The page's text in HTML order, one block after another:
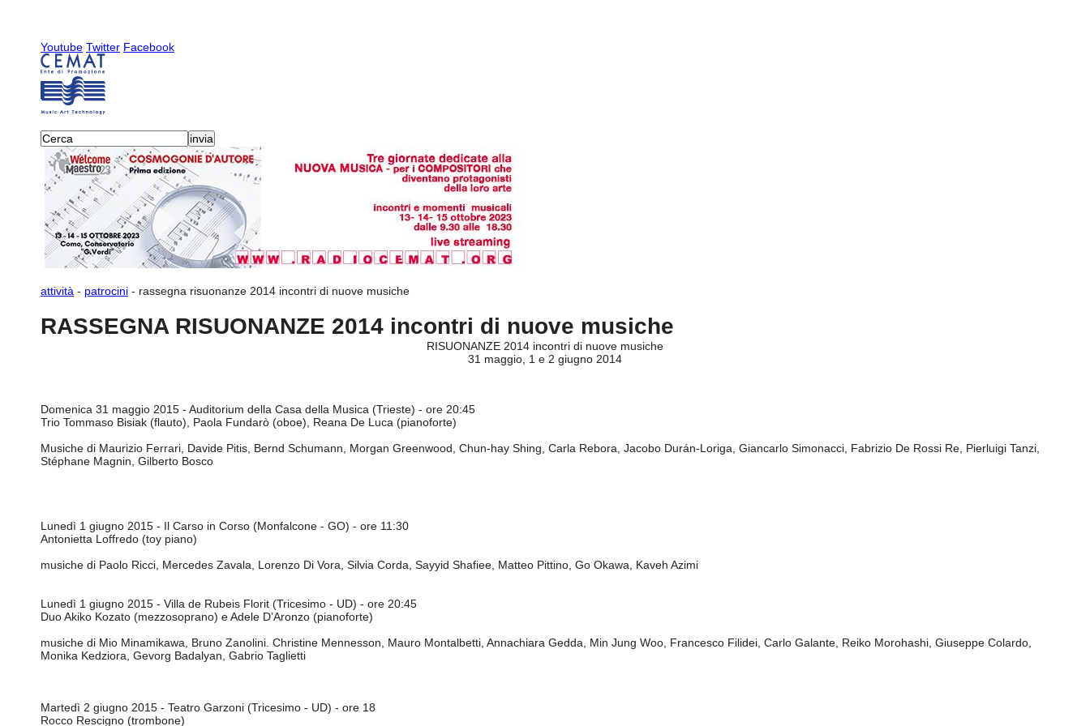
Youtube Twitter Facebook
attività - patrocini - rassegna risuonanze 2014 incontri di nuove musiche
RASSEGNA RISUONANZE 2014 incontri di nuove musiche
RISUONANZE 2014 incontri di nuove musiche
31 maggio, 1 e 2 giugno 2014
Domenica 31 maggio 2015 - Auditorium della Casa della Musica (Trieste) - ore 20:45
Trio Tommaso Bisiak (flauto), Paola Fundarò (oboe), Reana De Luca (pianoforte)
Musiche di Maurizio Ferrari, Davide Pitis, Bernd Schumann, Morgan Greenwood, Chun-hay Shing, Carla Rebora, Jacobo Durán-Loriga, Giancarlo Simonacci, Fabrizio De Rossi Re, Pierluigi Tanzi,
Stéphane Magnin, Gilberto Bosco
Lunedì 1 giugno 2015 - Il Carso in Corso (Monfalcone - GO) - ore 11:30
Antonietta Loffredo (toy piano)
musiche di Paolo Ricci, Mercedes Zavala, Lorenzo Di Vora, Silvia Corda, Sayyid Shafiee, Matteo Pittino, Go Okawa, Kaveh Azimi
Lunedì 1 giugno 2015 - Villa de Rubeis Florit (Tricesimo - UD) - ore 20:45
Duo Akiko Kozato (mezzosoprano) e Adele D’Aronzo (pianoforte)
musiche di Mio Minamikawa, Bruno Zanolini. Christine Mennesson, Mauro Montalbetti, Annachiara Gedda, Min Jung Woo, Francesco Filidei, Carlo Galante, Reiko Morohashi, Giuseppe Colardo,
Monika Kedziora, Gevorg Badalyan, Gabrio Taglietti
Martedì 2 giugno 2015 - Teatro Garzoni (Tricesimo - UD) - ore 18
Rocco Rescigno (trombone)